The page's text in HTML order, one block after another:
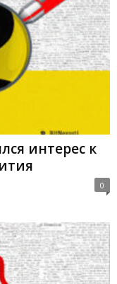
интерес к
0